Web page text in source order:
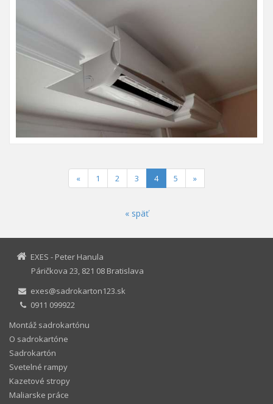
« 1 2 3 4(current)
5 »
« späť
EXES - Peter Hanula
Páričkova 23, 821 08 Bratislava
exes@sadrokarton123.sk
0911 099922
Montáž sadrokartónu
O sadrokartóne
Sadrokartón
Svetelné rampy
Kazetové stropy
Maliarske práce